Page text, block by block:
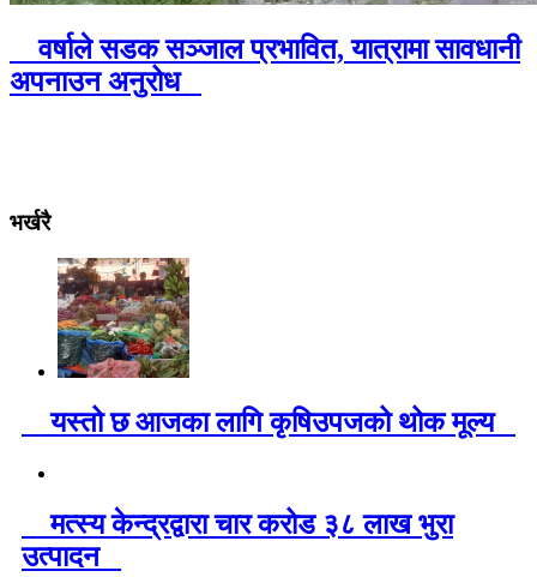
वर्षाले सडक सञ्जाल प्रभावित, यात्रामा सावधानी
अपनाउन अनुरोध
भर्खरै
यस्तो छ आजका लागि कृषिउपजको थोक मूल्य
मत्स्य केन्द्रद्वारा चार करोड ३८ लाख भुरा
उत्पादन